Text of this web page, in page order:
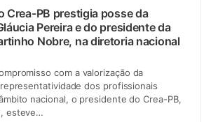
Crea-PB prestigia posse da
Pereira e do presidente da
Nobre, na diretoria nacional
com a valorização da
dos profissionais
nacional, o presidente do Crea-PB,
esteve…